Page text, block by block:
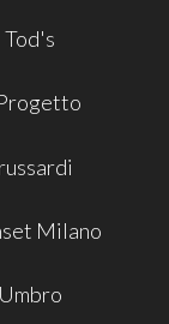
Tod's
Milano
Umbro